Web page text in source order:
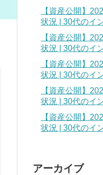
【資産公開】
状況 | 30代のイ
【資産公開】
状況 | 30代のイ
【資産公開】
状況 | 30代のイ
【資産公開】
状況 | 30代のイ
【資産公開】
状況 | 30代のイ
アーカイブ